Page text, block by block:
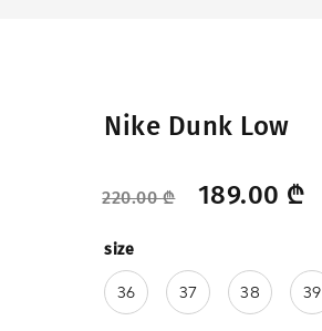
Nike Dunk Low
220.00₾ 189.00 ₾
size
36 37 38 39